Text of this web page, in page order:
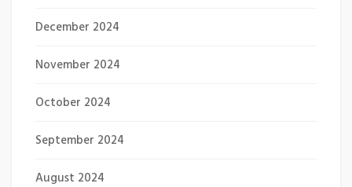
December 2024
November 2024
October 2024
September 2024
August 2024